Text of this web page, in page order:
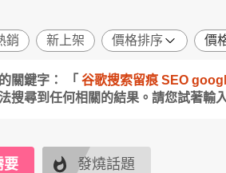
窈窕
口腔
休閒
宗教
銷 新上架 價格排序 價
關鍵字： 「 谷歌搜索留痕 SEO
搜尋到任何相關的結果。請您試著輸
要 發燒話題